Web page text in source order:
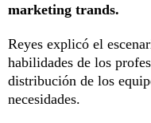
marketing trands.
Reyes explicó el
habilidades de los
distribución de los
necesidades.